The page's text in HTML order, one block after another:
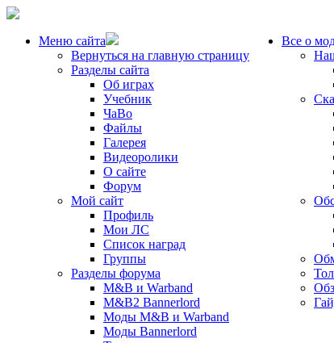
Меню сайта
Вернуться на главную страницу
Разделы сайта
Об играх
Учебник
ЧаВо
Файлы
Галерея
Видеоролики
О сайте
Форум
Мой сайт
Профиль
Мои ЛС
Список наград
Группы
Разделы форума
M&B и Warband
M&B2 Bannerlord
Моды M&B и Warband
Моды Bannerlord
Все о